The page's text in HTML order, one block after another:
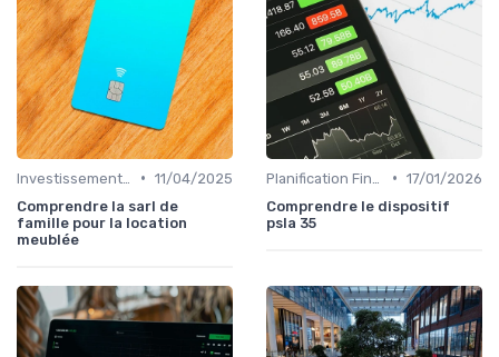
• 11/04/2025
Comprendre la sarl de
famille pour la location
meublée
• 17/01/2026
Comprendre le dispositif
psla 35